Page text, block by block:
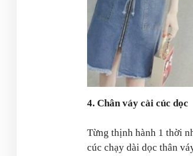
4. Chân váy cài cúc dọc
Từng thịnh hành 1 thời
cúc chạy dài dọc thân